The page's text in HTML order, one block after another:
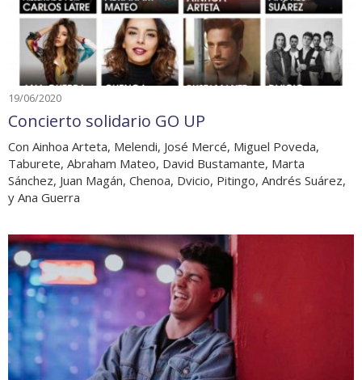
19/06/2020
Concierto solidario GO UP
Con Ainhoa Arteta, Melendi, José Mercé, Miguel Poveda,
Taburete, Abraham Mateo, David Bustamante, Marta
Sánchez, Juan Magán, Chenoa, Dvicio, Pitingo, Andrés Suárez,
y Ana Guerra